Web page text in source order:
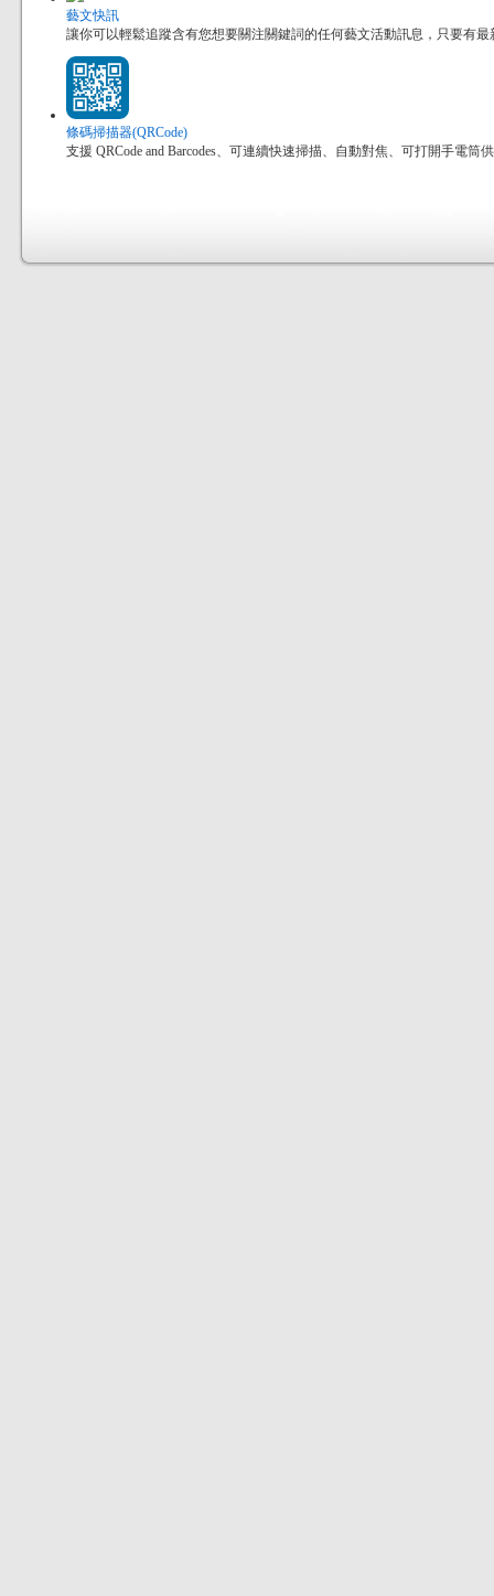
藝文快訊
讓你可以輕鬆追蹤含有您想要關注關鍵詞的任何藝文活動訊息，只要有
條碼掃描器(QRCode)
支援 QRCode and Barcodes、可連續快速掃描、自動對焦、可打開手電筒